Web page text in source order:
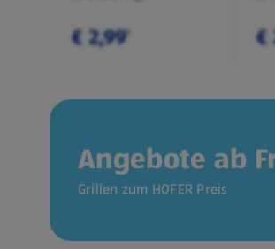
€ 2,99¹ €
Angebote ab
Grillen zum HOFER Preis